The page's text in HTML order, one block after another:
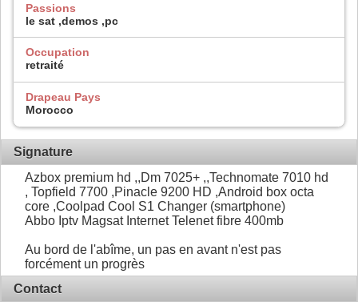
Passions
le sat ,demos ,pc
Occupation
retraité
Drapeau Pays
Morocco
Signature
Azbox premium hd ,,Dm 7025+ ,,Technomate 7010 hd
, Topfield 7700 ,Pinacle 9200 HD ,Android box octa
core ,Coolpad Cool S1 Changer (smartphone)
Abbo Iptv Magsat Internet Telenet fibre 400mb
Au bord de l'abîme, un pas en avant n'est pas
forcément un progrès
Contact